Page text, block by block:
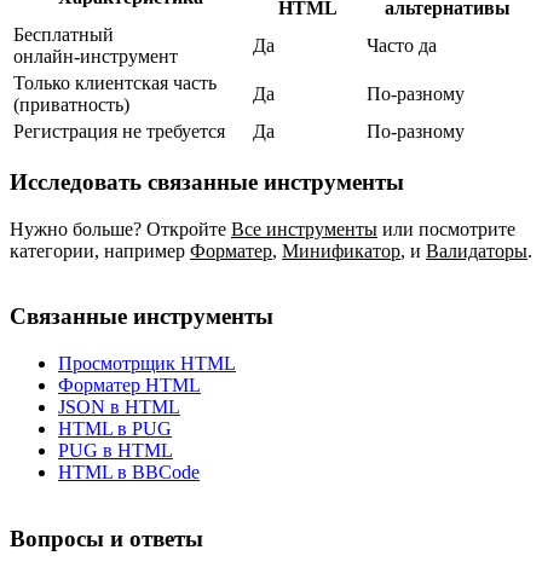
HTML
альтернативы
Бесплатный
онлайн‑инструмент
Да
Часто да
Только клиентская часть
(приватность)
Да
По‑разному
Регистрация не требуется
Да По‑разному
Исследовать связанные инструменты
Нужно больше? Откройте Все инструменты или посмотрите
категории, например Форматер, Минификатор, и Валидаторы.
Связанные инструменты
Просмотрщик HTML
Форматер HTML
JSON в HTML
HTML в PUG
PUG в HTML
HTML в BBCode
Вопросы и ответы